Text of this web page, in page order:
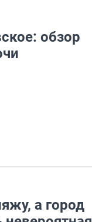
обзор
а город